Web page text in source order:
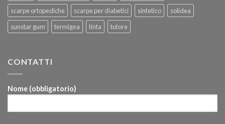
scarpe ortopediche
scarpe per diabetici sintetico
solidea
sunstar gum
termigea tinta tutore
CONTATTI
Nome (obbligatorio)